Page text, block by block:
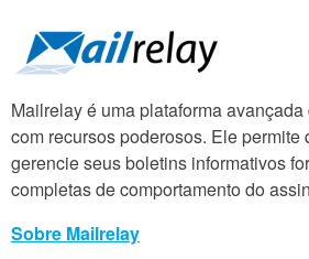
Mailrelay é uma plataforma
com recursos poderosos. Ele permite
gerencie seus boletins informativos
completas de comportamento do
Sobre Mailrelay